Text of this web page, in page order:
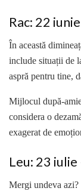
Rac: 22
În această
include situații de
aspră pentru tine,
Mijlocul după-
considera o
exagerat de
Leu: 23
Mergi undeva azi?